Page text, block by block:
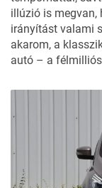
illúzió is megvan,
irányítást valami
akarom, a
autó – a